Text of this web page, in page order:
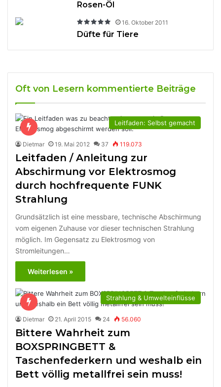
Rosen-Öl
16. Oktober 2011
Düfte für Tiere
Oft von Lesern kommentierte Beiträge
Leitfaden: Selbst gemacht
Dietmar 19. Mai 2012 37 119.073
Leitfaden / Anleitung zur
Abschirmung vor Elektrosmog
durch hochfrequente FUNK
Strahlung
Grundsätzlich ist eine messbare, technische Abschirmung
vom eigenen Zuhause vor dieser technischen Strahlung
möglich. Im Gegensatz zu Elektrosmog von
Stromleitungen…
Weiterlesen »
Strahlung & Umwelteinflüsse
Dietmar 21. April 2015 24 56.060
Bittere Wahrheit zum
BOXSPRINGBETT &
Taschenfederkern und weshalb ein
Bett völlig metallfrei sein muss!